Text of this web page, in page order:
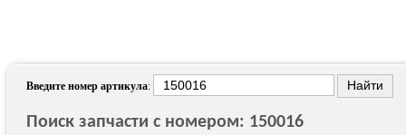
Введите номер артикула:
Поиск запчасти с номером: 150016